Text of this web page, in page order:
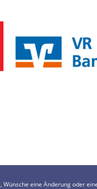
Wünsche eine Änderung oder